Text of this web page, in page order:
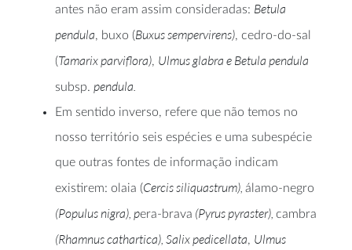
antes não eram assim consideradas: Betula
pendula, buxo (Buxus sempervirens), cedro-do-sal
(Tamarix parviflora), Ulmus glabra e Betula pendula
subsp. pendula.
Em sentido inverso, refere que não temos no
nosso território seis espécies e uma subespécie
que outras fontes de informação indicam
existirem: olaia (Cercis siliquastrum), álamo-negro
(Populus nigra), pera-brava (Pyrus pyraster), cambra
(Rhamnus cathartica), Salix pedicellata, Ulmus